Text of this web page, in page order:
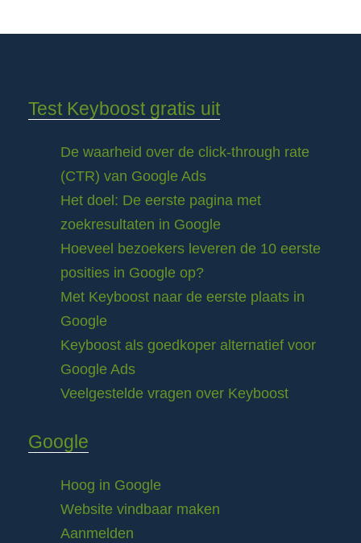
Test Keyboost gratis uit
De waarheid over de click-through rate
(CTR) van Google Ads
Het doel: De eerste pagina met
zoekresultaten in Google
Hoeveel bezoekers leveren de 10 eerste
posities in Google op?
Met Keyboost naar de eerste plaats in
Google
Keyboost als goedkoper alternatief voor
Google Ads
Veelgestelde vragen over Keyboost
Google
Hoog in Google
Website vindbaar maken
Aanmelden